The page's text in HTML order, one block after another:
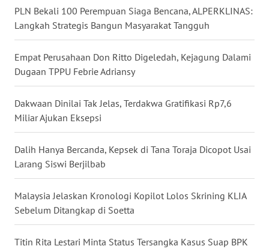
PLN Bekali 100 Perempuan Siaga Bencana, ALPERKLINAS:
Langkah Strategis Bangun Masyarakat Tangguh
Empat Perusahaan Don Ritto Digeledah, Kejagung Dalami
Dugaan TPPU Febrie Adriansy
Dakwaan Dinilai Tak Jelas, Terdakwa Gratifikasi Rp7,6
Miliar Ajukan Eksepsi
Dalih Hanya Bercanda, Kepsek di Tana Toraja Dicopot Usai
Larang Siswi Berjilbab
Malaysia Jelaskan Kronologi Kopilot Lolos Skrining KLIA
Sebelum Ditangkap di Soetta
Titin Rita Lestari Minta Status Tersangka Kasus Suap BPK
WN
BOGOR
WN
DEPOK
WN
TAPANULI
UTARA
WN
WN